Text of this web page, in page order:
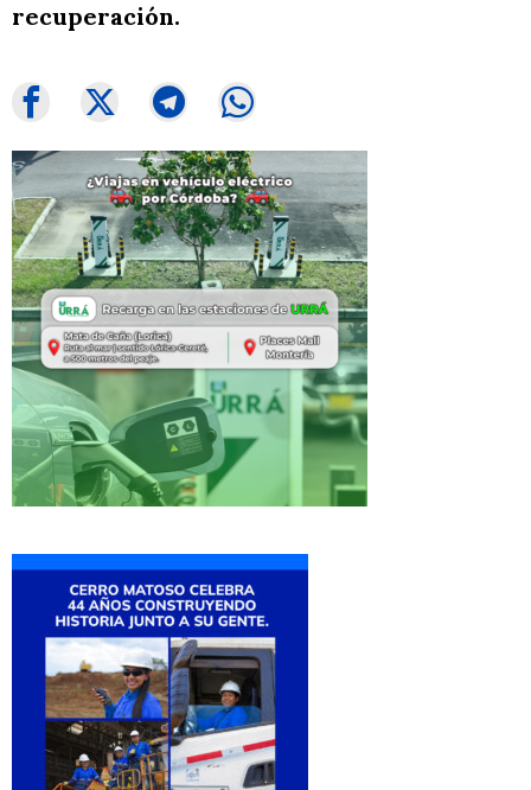
recuperación.